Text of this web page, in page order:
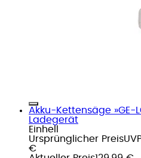
Akku-Kettensäge »GE-
Ladegerät
Einhell
Ursprünglicher Preis
€